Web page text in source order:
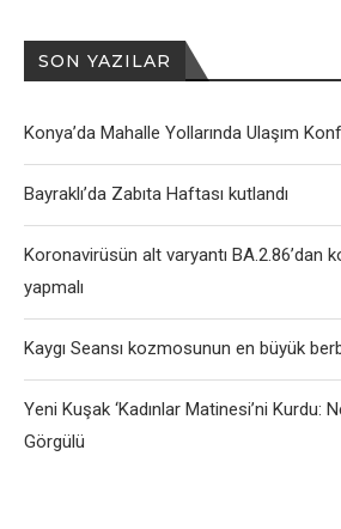
SON YAZILAR
Konya’da Mahalle Yollarında Ulaşım
Bayraklı’da Zabıta Haftası kutlandı
Koronavirüsün alt varyantı BA.2.86’dan
yapmalı
Kaygı Seansı kozmosunun en büyük
Yeni Kuşak ‘Kadınlar Matinesi’ni Kurdu:
Görgülü